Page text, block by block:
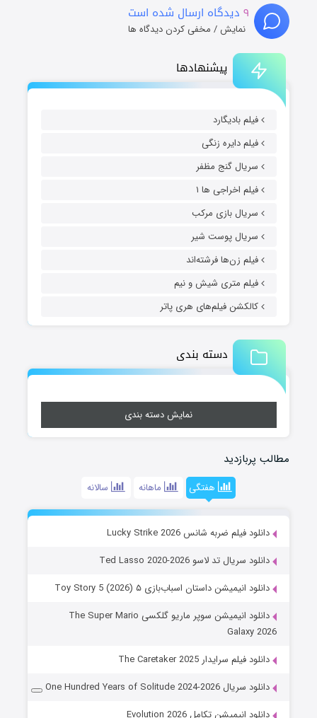
پیشنهادها
فیلم بادیگارد
فیلم دایره زنگی
سریال گنج مظفر
فیلم اخراجی ها ۱
سریال بازی مرکب
سریال پوست شیر
فیلم زن‌ها فرشته‌اند
فیلم متری شیش و نیم
کالکشن فیلم‌های هری پاتر
دسته بندی
نمایش دسته بندی
مطالب پربازدید
هفتگی ماهانه سالانه
دانلود فیلم ضربه شانس Lucky Strike 2026
دانلود سریال تد لاسو Ted Lasso 2020-2026
دانلود انیمیشن داستان اسباب‌بازی ۵ Toy Story 5 (2026)
دانلود انیمیشن سوپر ماریو گلکسی The Super Mario
Galaxy 2026
دانلود فیلم سرایدار The Caretaker 2025
دانلود سریال One Hundred Years of Solitude 2024-2026
دانلود انیمیشن تکامل Evolution 2026
۹ دیدگاه ارسال شده است
نمایش / مخفی کردن دیدگاه ها